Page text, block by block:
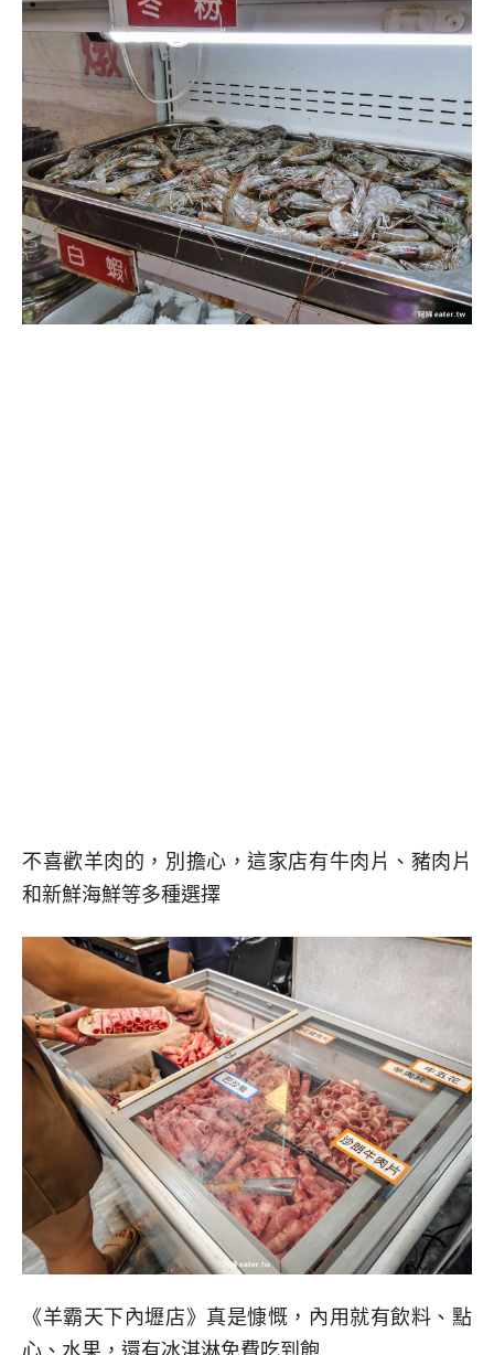
不喜歡羊肉的，別擔心，這家店有牛肉片、豬肉片
和新鮮海鮮等多種選擇
《羊霸天下內壢店》真是慷慨，內用就有飲料、點